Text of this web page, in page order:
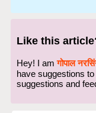
Like this
Hey! I amगोपाल
have suggestions
suggestions and